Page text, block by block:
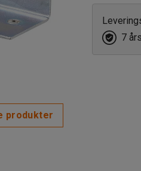
produkter
7